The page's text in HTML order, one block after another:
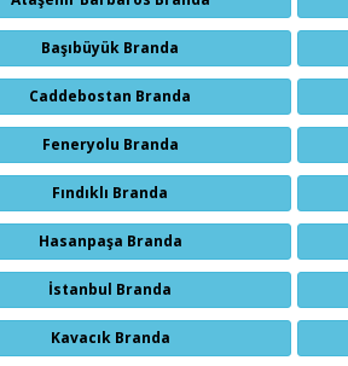
Başıbüyük Branda
Caddebostan Branda
Feneryolu Branda
Fındıklı Branda
Hasanpaşa Branda
İstanbul Branda
Kavacık Branda